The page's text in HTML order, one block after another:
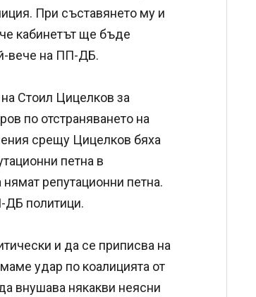
При съставянето му и
кабинетът ще бъде
вече на ПП-ДБ.
Стоил Цицелков за
по отстраняването на
срещу Цицелков бяха
петна в
репутационни петна.
ДБ политици.
и да се приписва на
удар по коалицията от
внушава някакви неясни